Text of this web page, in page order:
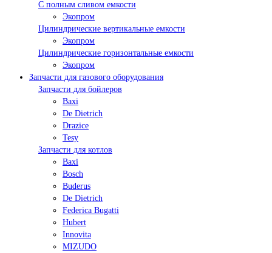
С полным сливом емкости
Экопром
Цилиндрические вертикальные емкости
Экопром
Цилиндрические горизонтальные емкости
Экопром
Запчасти для газового оборудования
Запчасти для бойлеров
Baxi
De Dietrich
Drazice
Tesy
Запчасти для котлов
Baxi
Bosch
Buderus
De Dietrich
Federica Bugatti
Hubert
Innovita
MIZUDO